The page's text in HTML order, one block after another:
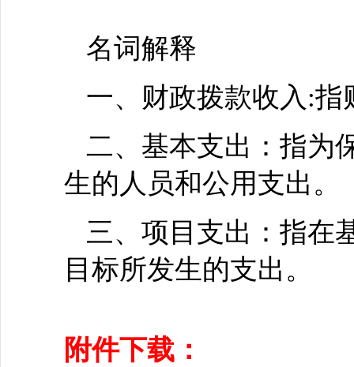
名词解释
一、财政拨款收入:
二、基本支出：指为
生的人员和公用支出。
三、项目支出：指在
目标所发生的支出。
附件下载：